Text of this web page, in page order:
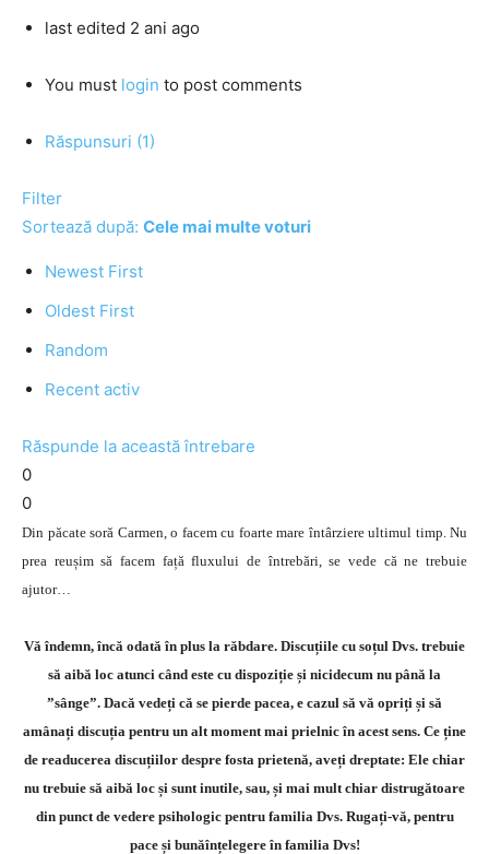
last edited 2 ani ago
You must login to post comments
Răspunsuri (1)
Filter
Sortează după: Cele mai multe voturi
Newest First
Oldest First
Random
Recent activ
Răspunde la această întrebare
0
0
Din păcate soră Carmen, o facem cu foarte mare întârziere ultimul timp. Nu
prea reușim să facem față fluxului de întrebări, se vede că ne trebuie
ajutor…
Vă îndemn, încă odată în plus la răbdare. Discuțiile cu soțul Dvs. trebuie
să aibă loc atunci când este cu dispoziție și nicidecum nu până la
”sânge”. Dacă vedeți că se pierde pacea, e cazul să vă opriți și să
amânați discuția pentru un alt moment mai prielnic în acest sens. Ce ține
de readucerea discuțiilor despre fosta prietenă, aveți dreptate: Ele chiar
nu trebuie să aibă loc și sunt inutile, sau, și mai mult chiar distrugătoare
din punct de vedere psihologic pentru familia Dvs. Rugați-vă, pentru
pace și bunăînțelegere în familia Dvs!